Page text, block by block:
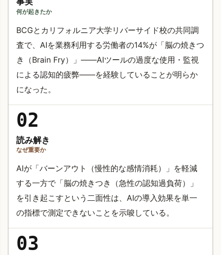
何が起きたか
BCGとカリフォルニア大学リバーサイド校の共同調
査で、AIを業務利用する労働者の14%が「脳の焼きつ
き（Brain Fry）」——AIツールの過度な使用・監視
による認知的疲弊——を経験していることが明らか
になった。
02
読み解き
なぜ重要か
AIが「バーンアウト（慢性的な感情消耗）」を軽減
する一方で「脳の焼きつき（急性の認知過負荷）」
を引き起こすという二面性は、AIの導入効果を単一
の指標で測定できないことを示唆している。
03